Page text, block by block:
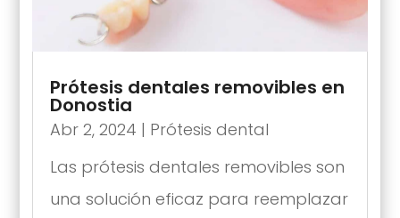
Prótesis dentales removibles en
Donostia
Abr 2, 2024 | Prótesis dental
Las prótesis dentales removibles son
una solución eficaz para reemplazar